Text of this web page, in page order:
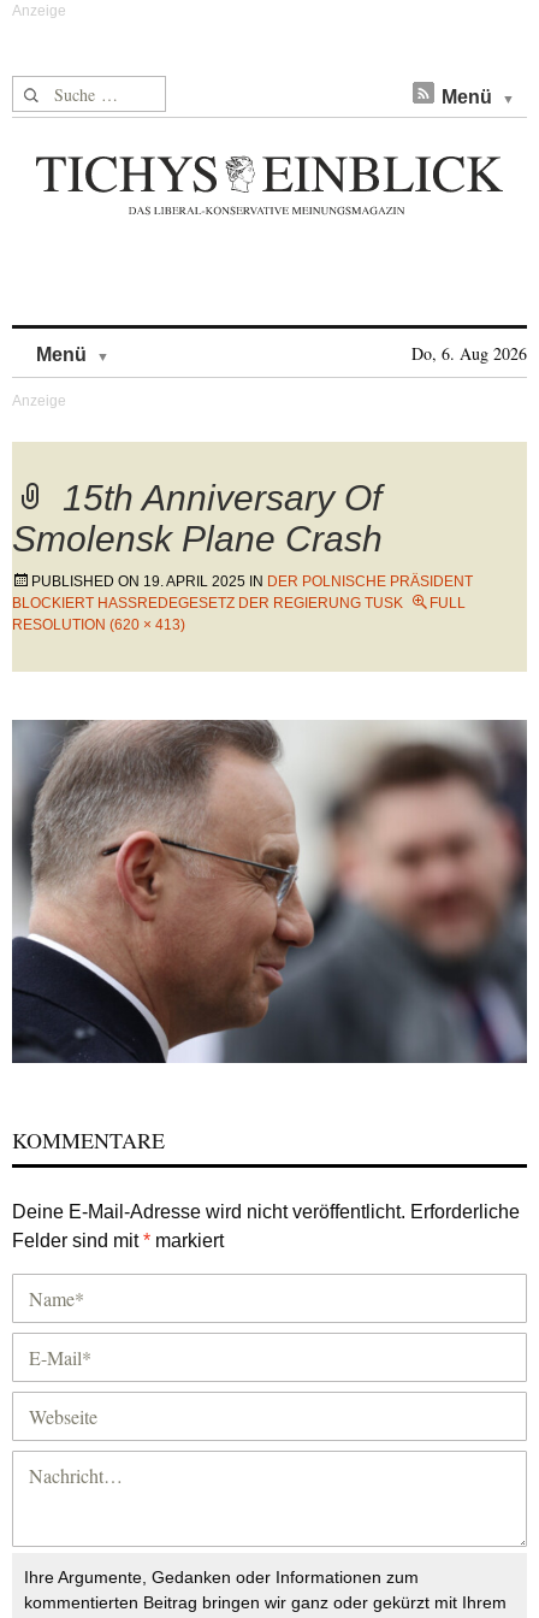
Suche nach: Menü
Menü Do, 6. Aug 2026
15th Anniversary Of
Smolensk Plane Crash
PUBLISHED ON 19. APRIL 2025 IN DER POLNISCHE PRÄSIDENT
BLOCKIERT HASSREDEGESETZ DER REGIERUNG TUSK
FULL
RESOLUTION (620 × 413)
KOMMENTARE
Deine E-Mail-Adresse wird nicht veröffentlicht. Erforderliche
Felder sind mit* markiert
Ihre Argumente, Gedanken oder Informationen zum
kommentierten Beitrag bringen wir ganz oder gekürzt mit Ihrem